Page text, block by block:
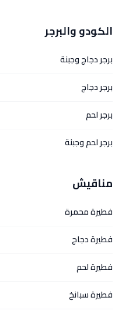
الكودو والبرجر
برجر دجاج وجبنة
برجر دجاج
برجر لحم
برجر لحم وجبنة
مناقيش
فطيرة محمرة
فطيرة دجاج
فطيرة لحم
فطيرة سبانخ